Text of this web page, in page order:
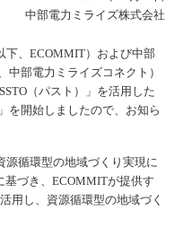
中部電力ミライズ株式会社
下、ECOMMIT）および中部
部電力ミライズコネクト）
（パスト）」を活用した
を開始しましたので、お知ら
源循環型の地域づくり実現に
基づき、ECOMMITが提供す
用し、資源循環型の地域づく